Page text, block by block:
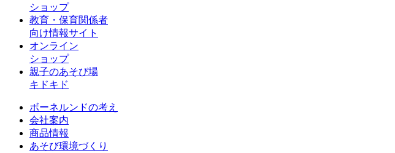
ショップ
教育・保育関係者
向け情報サイト
オンライン
ショップ
親子のあそび場
キドキド
ボーネルンドの考え
会社案内
商品情報
あそび環境づくり